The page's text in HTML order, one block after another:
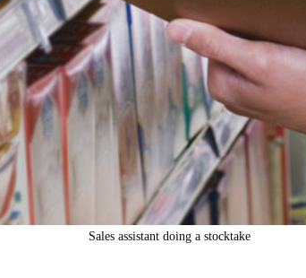
Sales assistant doing a stocktake